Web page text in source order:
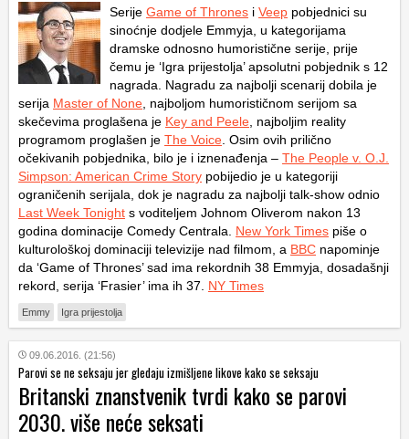
Serije Game of Thrones i Veep pobjednici su
sinoćnje dodjele Emmyja, u kategorijama
dramske odnosno humoristične serije, prije
čemu je ‘Igra prijestolja’ apsolutni pobjednik s 12
nagrada. Nagradu za najbolji scenarij dobila je
serija Master of None , najboljom humorističnom serijom sa
skečevima proglašena je Key and Peele , najboljim reality
programom proglašen je The Voice . Osim ovih prilično
očekivanih pobjednika, bilo je i iznenađenja – The People v. O.J.
Simpson: American Crime Story pobijedio je u kategoriji
ograničenih serijala, dok je nagradu za najbolji talk-show odnio
Last Week Tonight s voditeljem Johnom Oliverom nakon 13
godina dominacije Comedy Centrala. New York Times piše o
kulturološkoj dominaciji televizije nad filmom, a BBC napominje
da ‘Game of Thrones’ sad ima rekordnih 38 Emmyja, dosadašnji
rekord, serija ‘Frasier’ ima ih 37. NY Times
Emmy Igra prijestolja
09.06.2016. (21:56)
Parovi se ne seksaju jer gledaju izmišljene likove kako se seksaju
Britanski znanstvenik tvrdi kako se parovi
2030. više neće seksati